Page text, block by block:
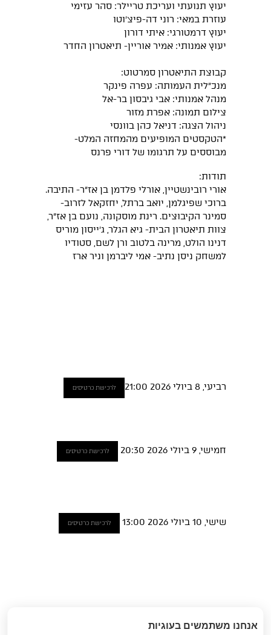
יעוץ תנועתי ועריכת טריילר: סהר עזימי
עוזרת במאי: רוני דה-פיצ׳וטו
יעוץ דרמטורגי: איתי דורון
יעוץ אמנותי: אמיר אוריין- תיאטרון החדר
קבוצת התיאטרון סמרטוט:
מנכ״לית העמותה: עפרה פינקר
מנהל אמנותי: אבי גיבסון בר-אל
צילום תמונה: אפרת מזור
ניהול הצגה: דניאל כהן בוונסי
*הטקסטים המופיעים מהמחזה המלט-
מבוססים על תרגומו של דורי פרנס
תודות:
אורי רובינשטיין, אורלי פלדמן בן אז״ר- התיבה.
ברוכי שפיגלמן, יואב ברתל, יחזקאל לזרוב-
סמינר הקיבוצים. רינת מוסקונה, נועם בן אז״ר,
צוות תיאטרון הבית- גיא הגלר, ג׳ייסון מוריס
דנינו הולט, מרינה בלטוב ורן לשם, סטודיו
למשחק ניסן נתיב- אמי ליברמן וניר ארז
רביעי, 8 ביולי 2026 21:00 לרכישת כרטיסים
חמישי, 9 ביולי 2026 20:30 לרכישת כרטיסים
שישי, 10 ביולי 2026 13:00 לרכישת כרטיסים
הקודם : ארגז
החלומות // 7 ביולי
אנחנו משתמשים בעוגיות